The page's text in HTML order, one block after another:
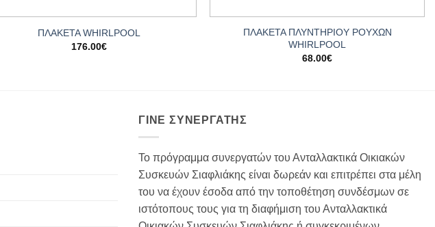
ΠΛΑΚΕΤΑ WHIRLPOOL
176.00€
ΠΛΑΚΕΤΑ ΠΛΥΝΤΗΡΙΟΥ ΡΟΥΧΩΝ
WHIRLPOOL
68.00€
ΓΊΝΕ ΣΥΝΕΡΓΆΤΗΣ
Το πρόγραμμα συνεργατών του Ανταλλακτικά Οικιακών
Συσκευών Σιαφλιάκης είναι δωρεάν και επιτρέπει στα μέλη
του να έχουν έσοδα από την τοποθέτηση συνδέσμων σε
ιστότοπους τους για τη διαφήμιση του Ανταλλακτικά